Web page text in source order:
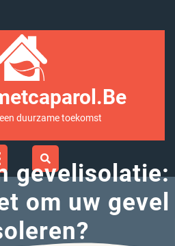
duurzame toekomst
Open
gevelisolatie:
om uw gevel